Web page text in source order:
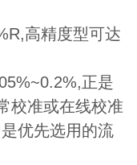
高精度型可达
正是
校准或在线校准
优先选用的流